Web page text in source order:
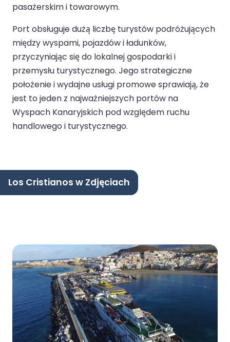
pasażerskim i towarowym.
Port obsługuje dużą liczbę turystów podróżujących
między wyspami, pojazdów i ładunków,
przyczyniając się do lokalnej gospodarki i
przemysłu turystycznego. Jego strategiczne
położenie i wydajne usługi promowe sprawiają, że
jest to jeden z najważniejszych portów na
Wyspach Kanaryjskich pod względem ruchu
handlowego i turystycznego.
Los Cristianos w Zdjęciach